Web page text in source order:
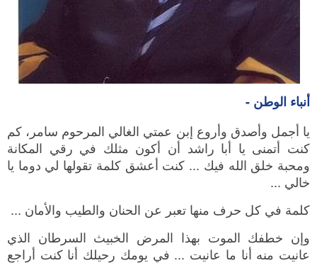
أنباء الوطن -
يا أجمل وأصدق وأروع إبن عمتي الغالي المرحوم سامر، كم
كنت أتمنى يا أبا راشد أن أكون مثلك في رقي المكانة
ومحبة خلق الله فيك ... كنت أعشق كلمة تقولها لي دوما يا
خالي ...
كلمة في كل حرف منها تعبر عن الحنان والطيب والأمان ...
وإن خطفك الموت بهذا المرض الخبيث السرطان الذي
عانيت منه أنا ما عانيت ... في يومك رحيلك أنا كنت أراجع